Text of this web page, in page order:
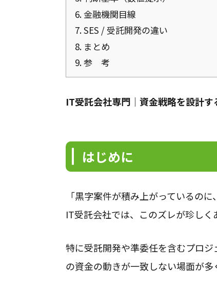
6. 金融機関目線
7.SES / 受託開発の違い
8. まとめ
9.参 考
IT受託会社専門｜資金戦略を設計
はじめに
「黒字案件が積み上がっているの
IT受託会社では、このズレが珍しく
特に受託開発や準委任を含むプロ
の資金の動きが一致しない場面が多